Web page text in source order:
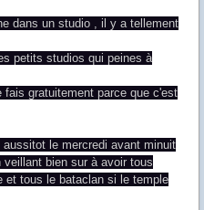
dans un studio , il y a tellement
petits studios qui peines à
fais gratuitement parce que c'est
le mercredi avant minuit
bien sur à avoir tous
et tous le bataclan si le temple